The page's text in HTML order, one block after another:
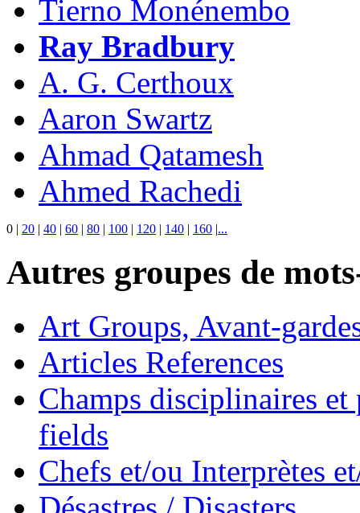
Tierno Monénembo
Ray Bradbury
A. G. Certhoux
Aaron Swartz
Ahmad Qatamesh
Ahmed Rachedi
0 | 20 | 40 | 60 | 80 | 100 | 120 | 140 | 160 |...
Autres groupes de
Art Groups, Avant-
Articles References
Champs disciplinaires
fields
Chefs et/ou Interprètes